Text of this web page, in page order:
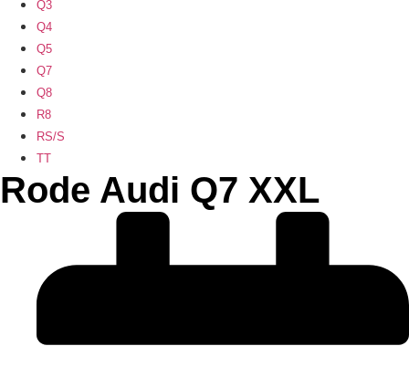
Q3
Q4
Q5
Q7
Q8
R8
RS/S
TT
Rode Audi Q7 XXL